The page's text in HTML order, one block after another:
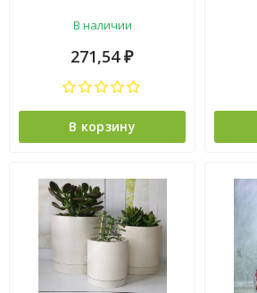
В наличии
271,54 ₽
В корзину